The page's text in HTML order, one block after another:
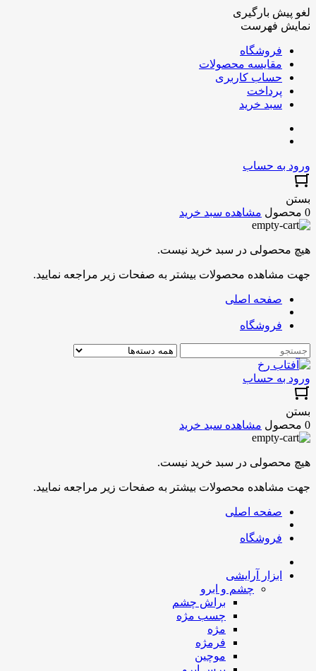
لغو پیش بارگیری
نمایش فهرست
فروشگاه
مقایسه محصولات
حساب کاربری
پرداخت
سبد خرید
ورود به حساب
بستن
0 محصول
مشاهده سبد خرید
هیچ محصولی در سبد خرید نیست.
جهت مشاهده محصولات بیشتر به صفحات زیر مراجعه نمایید.
صفحه اصلی
فروشگاه
ورود به حساب
بستن
0 محصول
مشاهده سبد خرید
هیچ محصولی در سبد خرید نیست.
جهت مشاهده محصولات بیشتر به صفحات زیر مراجعه نمایید.
صفحه اصلی
فروشگاه
ابزار آرایشی
چشم و ابرو
براش چشم
چسب مژه
مژه
فرمژه
موچین